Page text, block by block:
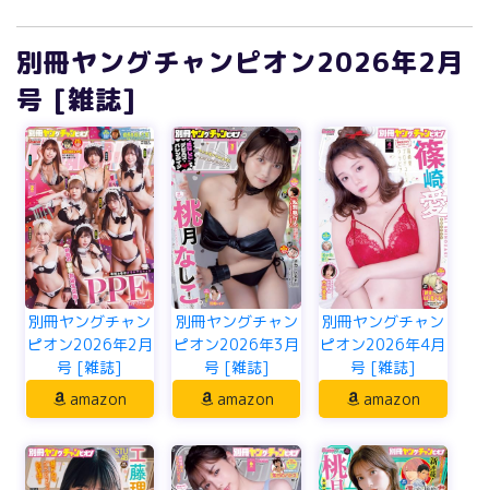
別冊ヤングチャンピオン2026年2月
号 [雑誌]
別冊ヤングチャン
ピオン2026年2月
号 [雑誌]
amazon
別冊ヤングチャン
ピオン2026年3月
号 [雑誌]
amazon
別冊ヤングチャン
ピオン2026年4月
号 [雑誌]
amazon